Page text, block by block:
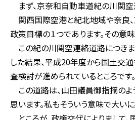
まず、京奈和自動車道紀の川関空
関西国際空港と紀北地域や奈良
政策目標の１つであります。その意
この紀の川関空連絡道路につき
した結果、平成20年度から国土交
査検討が進められているところです。
この道路は、山田議員御指摘のよ
思います。私もそういう意味で大い